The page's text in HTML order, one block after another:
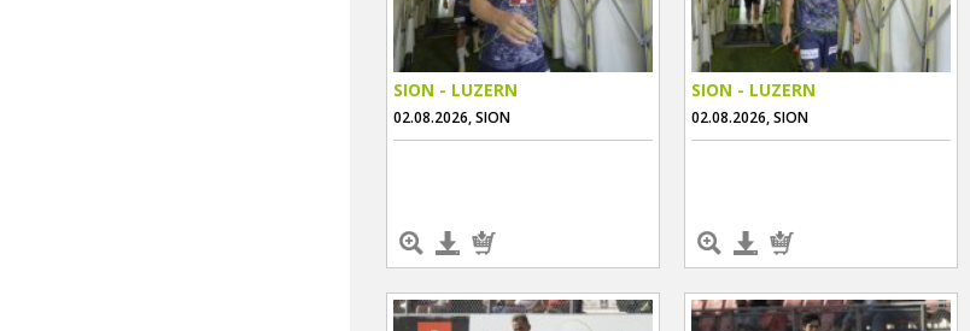
SION - LUZERN
02.08.2026, SION
SION - LUZERN
02.08.2026, SION